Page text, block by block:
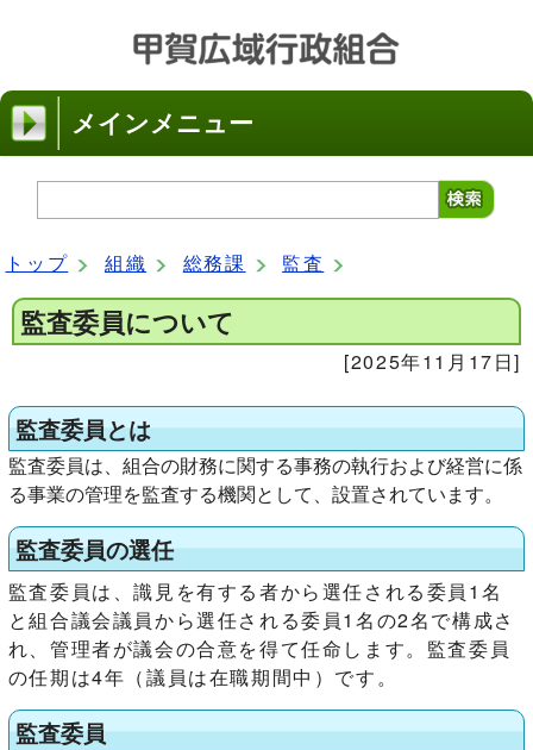
メインメニュー
トップ 組織 総務課 監査
監査委員について
[2025年11月17日]
監査委員とは
監査委員は、組合の財務に関する事務の執行および経営に係
る事業の管理を監査する機関として、設置されています。
監査委員の選任
監査委員は、識見を有する者から選任される委員1名
と組合議会議員から選任される委員1名の2名で構成さ
れ、管理者が議会の合意を得て任命します。監査委員
の任期は4年（議員は在職期間中）です。
監査委員